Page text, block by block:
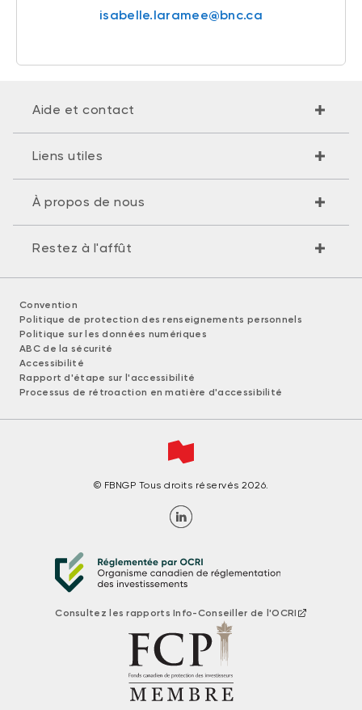
isabelle.laramee@bnc.ca
Aide et contact
Liens utiles
À propos de nous
Restez à l'affût
Convention
Politique de protection des renseignements personnels
Politique sur les données numériques
ABC de la sécurité
Accessibilité
Rapport d'étape sur l'accessibilité
Processus de rétroaction en matière d'accessibilité
© FBNGP Tous droits réservés 2026.
Consultez les rapports Info-Conseiller de l'OCRI